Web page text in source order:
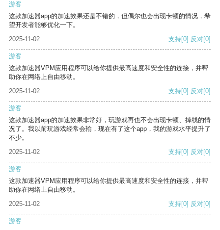
游客
这款加速器app的加速效果还是不错的，但偶尔也会出现卡顿的情况，希
望开发者能够优化一下。
2025-11-02
支持[0] 反对[0]
游客
这款加速器VPM应用程序可以给你提供最高速度和安全性的连接，并帮
助你在网络上自由移动。
2025-11-02
支持[0] 反对[0]
游客
这款加速器app的加速效果非常好，玩游戏再也不会出现卡顿、掉线的情
况了。我以前玩游戏经常会输，现在有了这个app，我的游戏水平提升了
不少。
2025-11-02
支持[0] 反对[0]
游客
这款加速器VPM应用程序可以给你提供最高速度和安全性的连接，并帮
助你在网络上自由移动。
2025-11-02
支持[0] 反对[0]
游客